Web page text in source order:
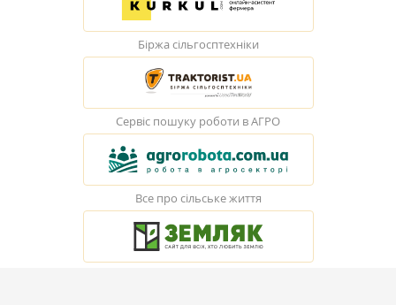
Біржа сільгосптехніки
Сервіс пошуку роботи в АГРО
Все про сільське життя